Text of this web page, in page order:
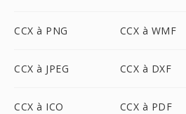
CCX à PNG CCX à WMF
CCX à JPEG CCX à DXF
CCX à ICO CCX à PDF